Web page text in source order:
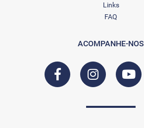
Links
FAQ
ACOMPANHE-NOS